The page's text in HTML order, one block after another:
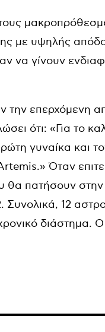
με υψηλής
γίνουν
επερχόμενη
ότι: «Για το
γυναίκα και
Όταν
θα πατήσουν
Συνολικά, 12